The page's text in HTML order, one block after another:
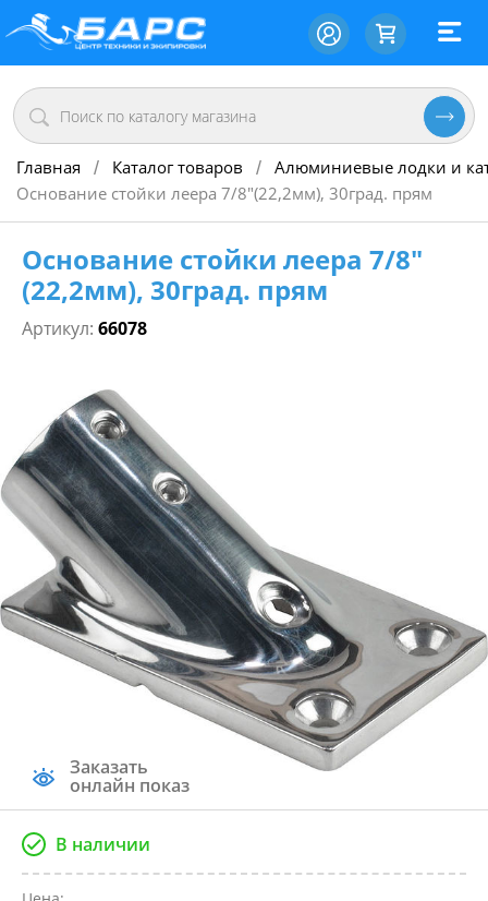
Главная / Каталог товаров / Алюминиевые лодки и
Основание стойки леера 7/8"(22,2мм), 30град. прям
Основание стойки леера 7/8"
(22,2мм), 30град. прям
Артикул: 66078
Заказать
онлайн показ
В наличии